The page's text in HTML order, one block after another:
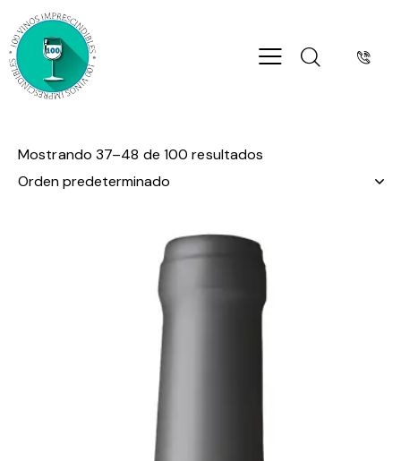
Mostrando 37–48 de 100 resultados